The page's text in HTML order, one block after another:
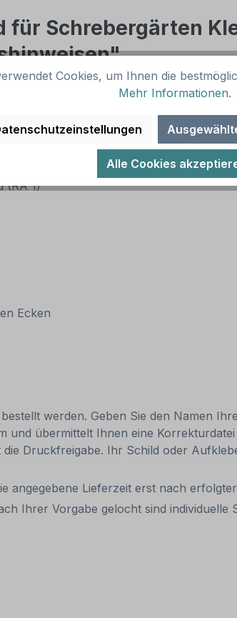
Schrebergärten
Anlagennamen und
- mit Ihrem Anlagennamen
(RA 1)
Ecken
werden. Geben Sie den Namen
und übermittelt Ihnen eine
Druckfreigabe. Ihr Schild oder
angegebene Lieferzeit erst nach
Ihrer Vorgabe gelocht sind
Cookies, um Ihnen die
Mehr Informationen.
Alle Cookies